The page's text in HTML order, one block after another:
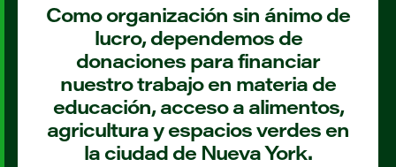
Como organización sin ánimo de
lucro, dependemos de
donaciones para financiar
nuestro trabajo en materia de
educación, acceso a alimentos,
agricultura y espacios verdes en
la ciudad de Nueva York.